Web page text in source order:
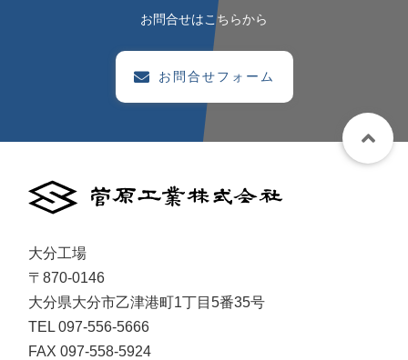
お問合せはこちらから
お問合せフォーム
大分工場
〒870-0146
大分県大分市乙津港町1丁目5番35号
TEL 097-556-5666
FAX 097-558-5924